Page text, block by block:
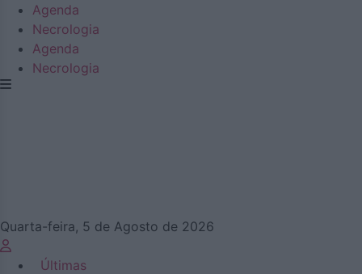
Agenda
Necrologia
Agenda
Necrologia
Quarta-feira, 5 de Agosto de 2026
Últimas